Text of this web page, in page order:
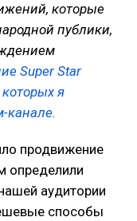
которые
публики,
Super Star
я
канале.
продвижение
определили
аудитории
способы